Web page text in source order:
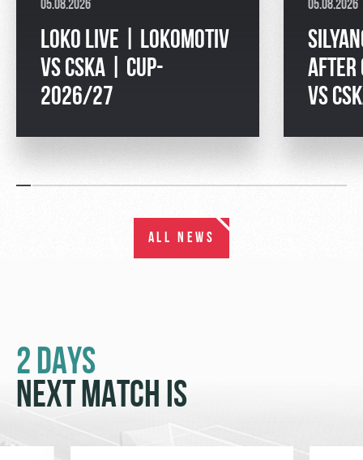
05.08.2026
LOKO LIVE | LOKOMOTIV
VS CSKA | CUP-
2026/27
05.08.2026
AFTER
VS
ALL NEWS
2 DAYS
NEXT MATCH IS